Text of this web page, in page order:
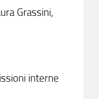
Grassini,
interne